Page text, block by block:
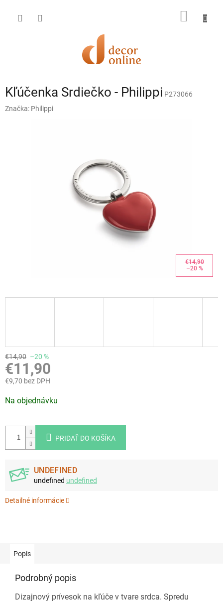
obsah
Kľúčenka Srdiečko - Philippi P273066
Značka: Philippi
€14,90
–20 %
€14,90 –20 %
€11,90
€9,70 bez DPH
cena:
Na objednávku
PRIDAŤ DO KOŠÍKA
UNDEFINED
undefined undefined
Detailné informácie
Popis
Podrobný popis
Dizajnový prívesok na kľúče v tvare srdca. Spredu